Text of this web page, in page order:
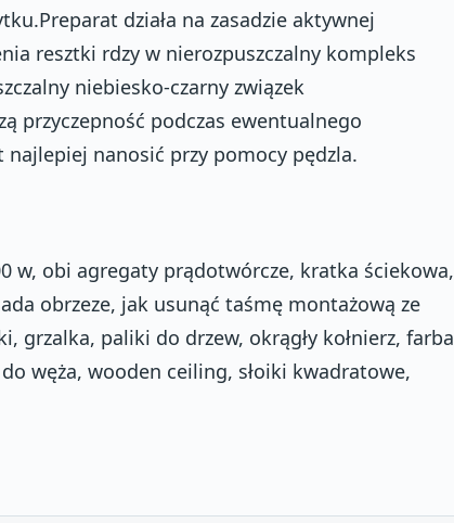
działa na zasadzie aktywnej
resztki rdzy w nierozpuszczalny kompleks
niebiesko-czarny związek
przyczepność podczas ewentualnego
nanosić przy pomocy pędzla.
w, obi agregaty prądotwórcze, kratka ściekowa,
obrzeze, jak usunąć taśmę montażową ze
grzalka, paliki do drzew, okrągły kołnierz, farba
węża, wooden ceiling, słoiki kwadratowe,